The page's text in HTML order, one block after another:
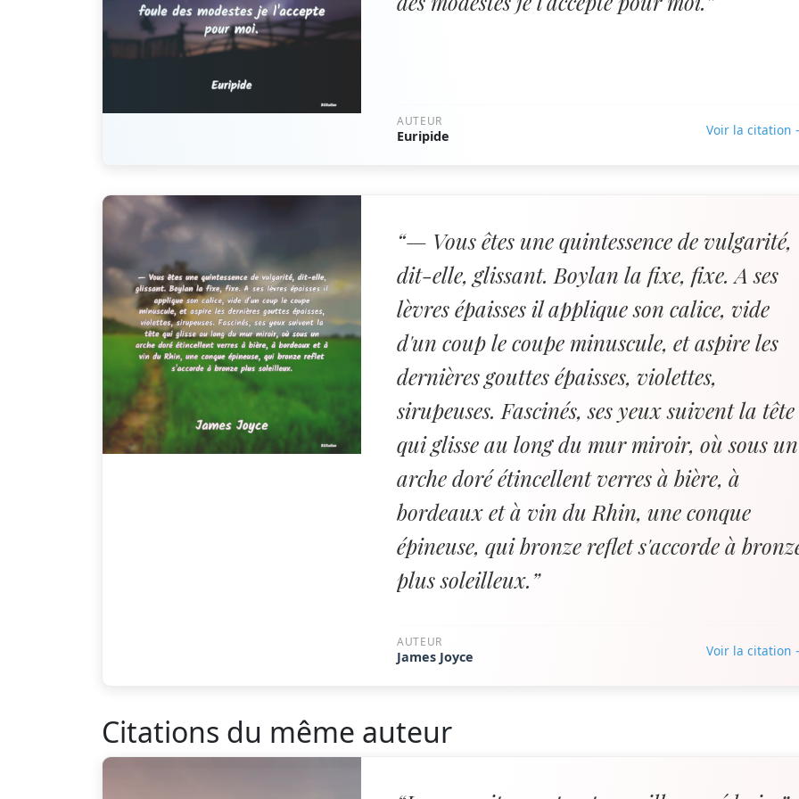
AUTEUR
Euripide Voir la citation
“— Vous êtes une quintessence de vulgarité,
dit-elle, glissant. Boylan la fixe, fixe. A ses
lèvres épaisses il applique son calice, vide
d'un coup le coupe minuscule, et aspire les
dernières gouttes épaisses, violettes,
sirupeuses. Fascinés, ses yeux suivent la tête
qui glisse au long du mur miroir, où sous un
arche doré étincellent verres à bière, à
bordeaux et à vin du Rhin, une conque
épineuse, qui bronze reflet s'accorde à
plus soleilleux.”
AUTEUR
James Joyce Voir la citation
Citations du même auteur